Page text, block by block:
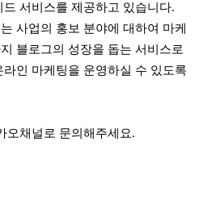
서비스를 제공하고 있습니다.
사업의 홍보 분야에 대하여 마케
블로그의 성장을 돕는 서비스로
인 마케팅을 운영하실 수 있도록
오채널로 문의해주세요.